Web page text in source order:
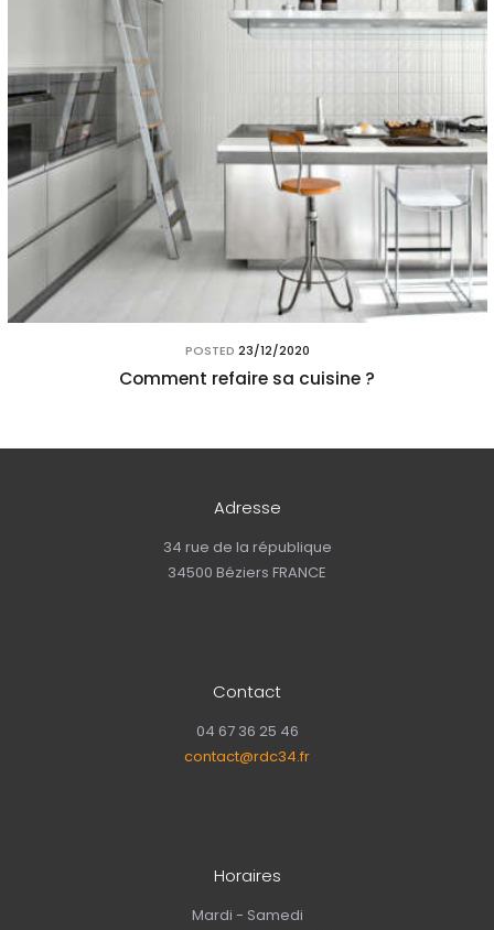
POSTED 23/12/2020
Comment refaire sa cuisine ?
Adresse
34 rue de la république
34500 Béziers FRANCE
Contact
04 67 36 25 46
contact@rdc34.fr
Horaires
Mardi - Samedi